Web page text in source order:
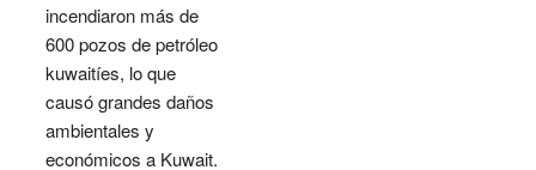
incendiaron más de
600 pozos de petróleo
kuwaitíes, lo que
causó grandes daños
ambientales y
económicos a Kuwait.